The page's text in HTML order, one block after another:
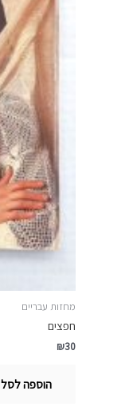
מחזות עבריים
חפצים
₪30
הוספה לסל